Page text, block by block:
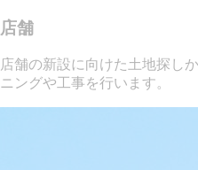
店舗
店舗の新設に向けた土地探し
ニングや工事を行います。